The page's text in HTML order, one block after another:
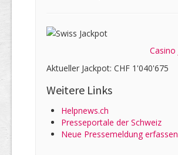
Casino
Aktueller Jackpot: CHF 1'040'675
Weitere Links
Helpnews.ch
Presseportale der Schweiz
Neue Pressemeldung erfassen